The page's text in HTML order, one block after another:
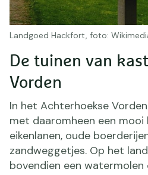
De tuinen van
Vorden
In het Achterhoekse
met daaromheen een
eikenlanen, oude
zandweggetjes. Op het
bovendien een watermolen
Landgoed Hackfort, foto: